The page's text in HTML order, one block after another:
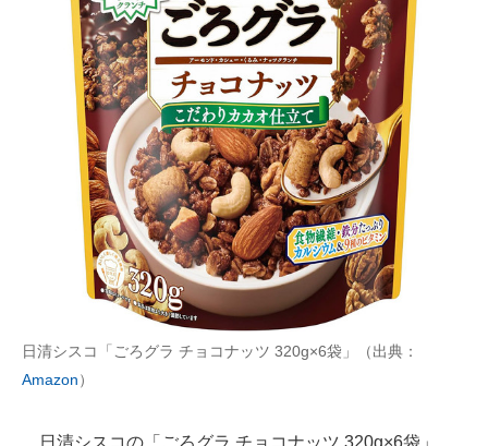
日清シスコ「ごろグラ チョコナッツ 320g×6袋」（出典：
Amazon）